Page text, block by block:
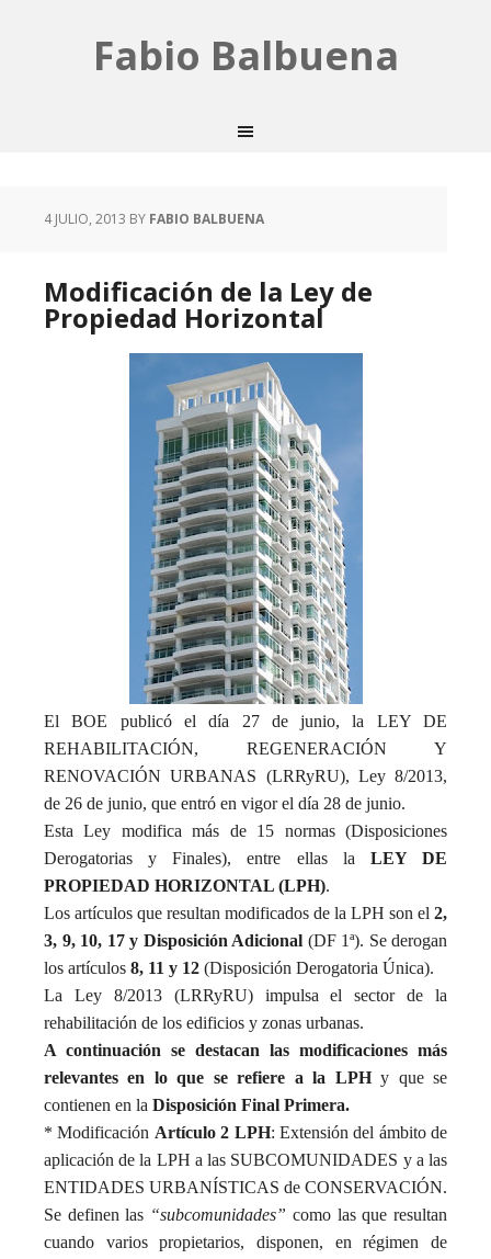
Fabio Balbuena
4 JULIO, 2013 BY FABIO BALBUENA
Modificación de la Ley de
Propiedad Horizontal
El BOE publicó el día 27 de junio, la LEY DE
REHABILITACIÓN, REGENERACIÓN Y
RENOVACIÓN URBANAS (LRRyRU), Ley 8/2013,
de 26 de junio, que entró en vigor el día 28 de junio.
Esta Ley modifica más de 15 normas (Disposiciones
Derogatorias y Finales), entre ellas la LEY DE
PROPIEDAD HORIZONTAL (LPH).
Los artículos que resultan modificados de la LPH son el 2,
3, 9, 10, 17 y Disposición Adicional (DF 1ª). Se derogan
los artículos 8, 11 y 12 (Disposición Derogatoria Única).
La Ley 8/2013 (LRRyRU) impulsa el sector de la
rehabilitación de los edificios y zonas urbanas.
A continuación se destacan las modificaciones más
relevantes en lo que se refiere a la LPHy que se
contienen en la Disposición Final Primera.
* Modificación Artículo 2 LPH: Extensión del ámbito de
aplicación de la LPH a las SUBCOMUNIDADES y a las
ENTIDADES URBANÍSTICAS de CONSERVACIÓN.
Se definen las “subcomunidades” como las que resultan
cuando varios propietarios, disponen, en régimen de